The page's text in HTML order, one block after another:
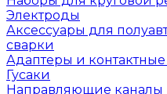
Электроды
Аксессуары для
сварки
Адаптеры и
Гусаки
Направляющие каналы